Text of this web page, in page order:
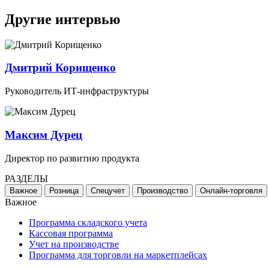
Другие интервью
Дмитрий Корищенко
Руководитель ИТ-инфраструктуры
Максим Дурец
Директор по развитию продукта
РАЗДЕЛЫ
Важное Розница Спецучет Производство Онлайн-торговля
Важное
Программа складского учета
Кассовая программа
Учет на производстве
Программа для торговли на маркетплейсах